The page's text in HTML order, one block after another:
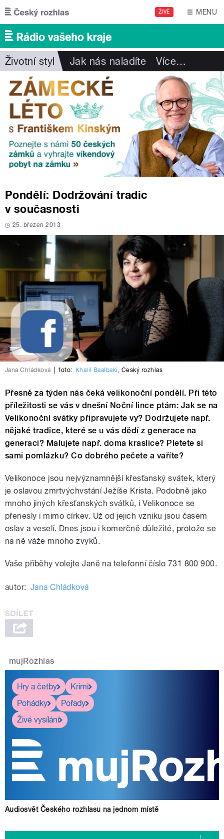
Přejít k hlavnímu obsahu
ŽIVĚ MENU
Životní styl Jak nás naladíte Více…
Pondělí: Dodržování tradic
v současnosti
25. březen 2013
Jana Chládková foto: Khalil Baalbaki , Český rozhlas
Přesně za týden nás čeká velikonoční pondělí. Při této
příležitosti se vás v dnešní Noční lince ptám: Jak se na
Velikonoční svátky připravujete vy? Dodržujete např.
nějaké tradice, které se u vás dědí z generace na
generaci? Malujete např. doma kraslice? Pletete si
sami pomlázku? Co dobrého pečete a vaříte?
Velikonoce jsou nejvýznamnější křesťanský svátek, který
je oslavou zmrtvýchvstání Ježíše Krista. Podobně jako
mnoho jiných křesťanských svátků, i Velikonoce se
přenesly i mimo církev. Už od jejich vzniku jsou časem
oslav a veselí. Dnes jsou i komerčně důležité, protože se
na ně váže mnoho zvyků.
Vaše příběhy volejte Janě na telefonní číslo 731 800 900.
autor: Jana Chládková
mujRozhlas
Hry a četby
Krimi
Pohádky
Pořady
Živé vysílání
Audiosvět Českého rozhlasu na jednom místě